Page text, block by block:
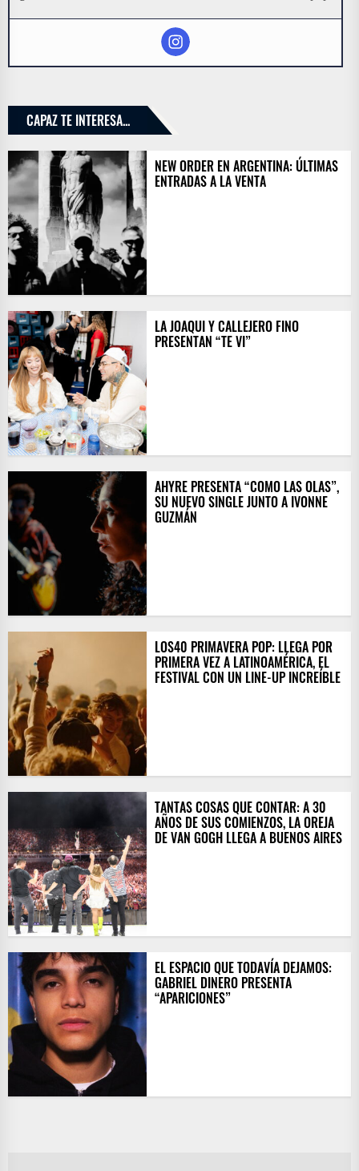
CAPAZ TE INTERESA...
NEW ORDER EN ARGENTINA: ÚLTIMAS
ENTRADAS A LA VENTA
LA JOAQUI Y CALLEJERO FINO
PRESENTAN “TE VI”
AHYRE PRESENTA “COMO LAS OLAS”,
SU NUEVO SINGLE JUNTO A IVONNE
GUZMÁN
LOS40 PRIMAVERA POP: LLEGA POR
PRIMERA VEZ A LATINOAMÉRICA, EL
FESTIVAL CON UN LINE-UP INCREÍBLE
TANTAS COSAS QUE CONTAR: A 30
AÑOS DE SUS COMIENZOS, LA OREJA
DE VAN GOGH LLEGA A BUENOS AIRES
EL ESPACIO QUE TODAVÍA DEJAMOS:
GABRIEL DINERO PRESENTA
“APARICIONES”